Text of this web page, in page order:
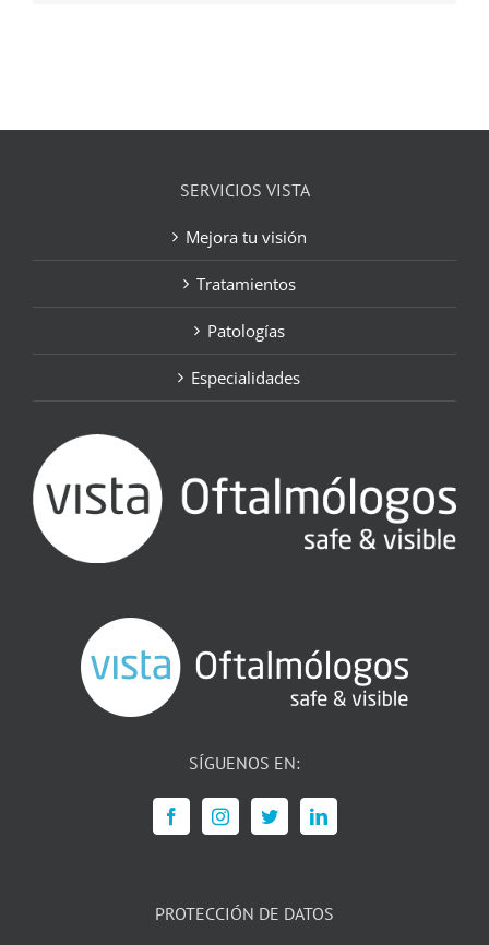
SERVICIOS VISTA
Mejora tu visión
Tratamientos
Patologías
Especialidades
SÍGUENOS EN:
PROTECCIÓN DE DATOS